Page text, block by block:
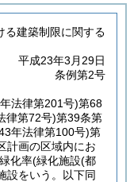
る建築制限に関する
平成23年3月29日
条例第2号
法律第201号)第68
律第72号)第39条第
年法律第100号)第
計画の区域内にお
化率(緑化施設(都
設をいう。以下同